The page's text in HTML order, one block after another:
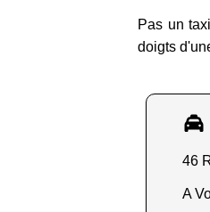
Pas un
doigts
46
A